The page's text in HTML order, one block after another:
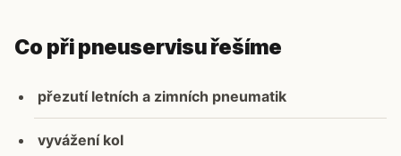
Co při pneuservisu řešíme
přezutí letních a zimních pneumatik
vyvážení kol